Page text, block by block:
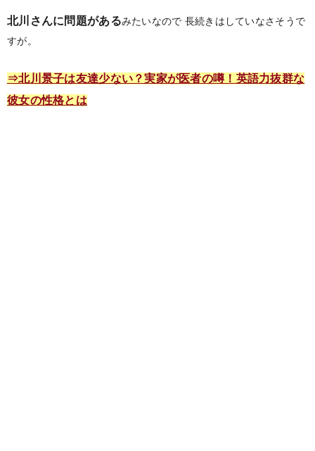
北川さんに問題があるみたいなので 長続きはしていなさそうで
すが。
⇒北川景子は友達少ない？実家が医者の噂！英語力抜群な
彼女の性格とは